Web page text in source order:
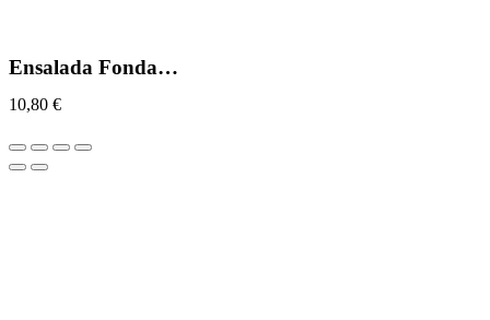
Ensalada Fonda…
10,80 €